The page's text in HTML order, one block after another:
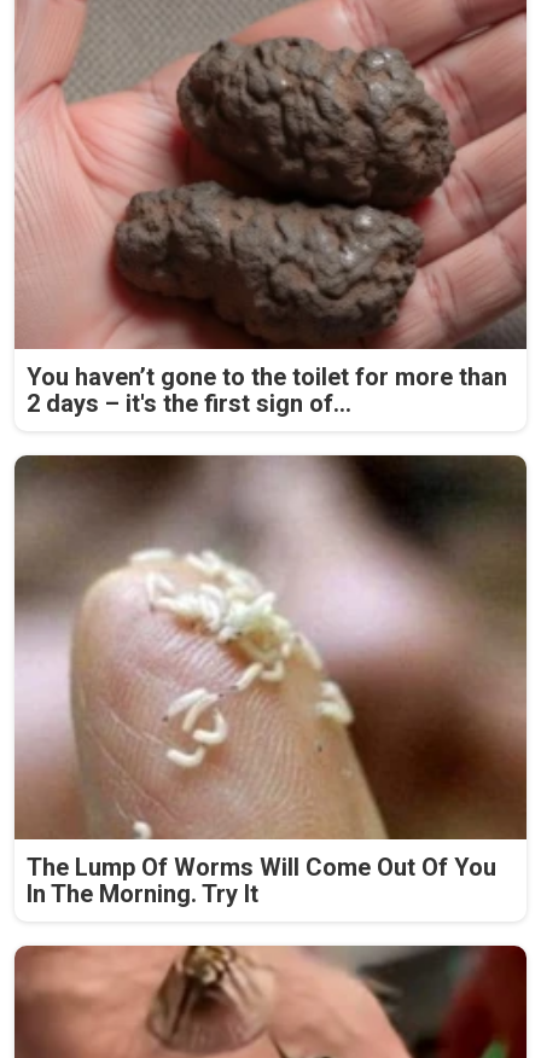
You haven’t gone to the toilet for more than
2 days – it's the first sign of...
The Lump Of Worms Will Come Out Of You
In The Morning. Try It